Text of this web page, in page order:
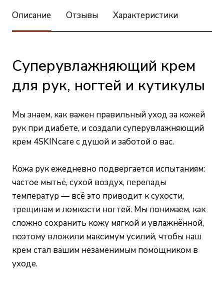
Описание Отзывы Характеристики
Суперувлажняющий крем
для рук, ногтей и кутикулы
Мы знаем, как важен правильный уход за кожей
рук при диабете, и создали суперувлажняющий
крем 4SKINcare с душой и заботой о вас.
Кожа рук ежедневно подвергается испытаниям:
частое мытьё, сухой воздух, перепады
температур — всё это приводит к сухости,
трещинам и ломкости ногтей. Мы понимаем, как
сложно сохранить кожу мягкой и увлажнённой,
поэтому вложили максимум усилий, чтобы наш
крем стал вашим незаменимым помощником в
уходе.